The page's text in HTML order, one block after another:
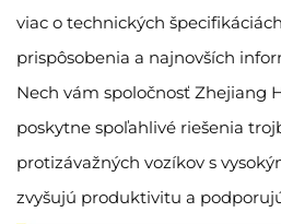
viac o technických
prispôsobenia a najnovších
Nech vám spoločnosť Zhejiang
poskytne spoľahlivé riešenia
protizávažných vozíkov s
zvyšujú produktivitu a